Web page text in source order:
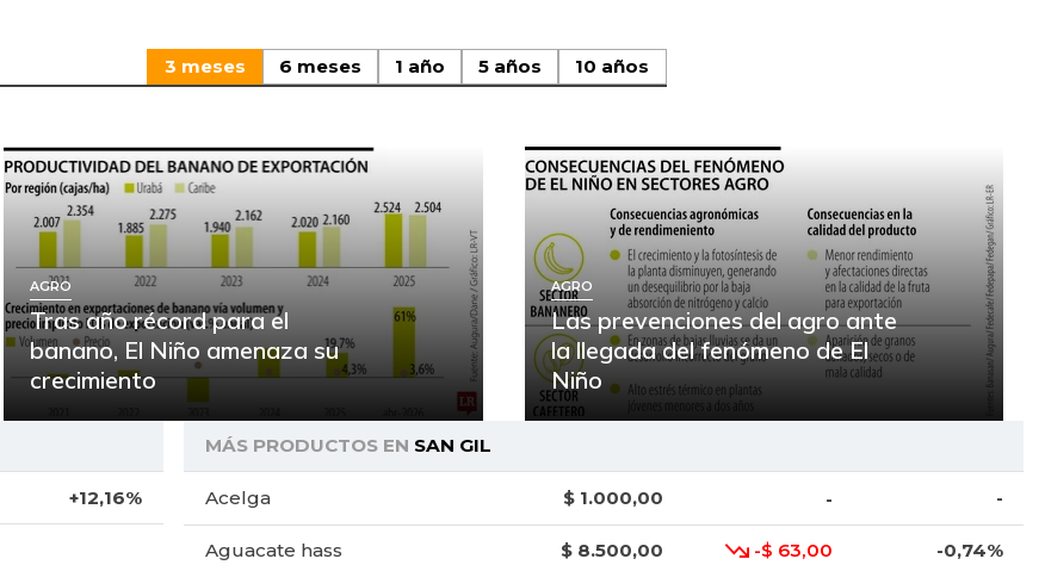
3 meses 6 meses 1 año 5 años 10 años
AGRO
Tras año récord para el
banano, El Niño amenaza su
crecimiento
AGRO
Las prevenciones del agro ante
la llegada del fenómeno de El
Niño
+12,16%
MÁS PRODUCTOS EN SAN GIL
Acelga $ 1.000,00 - -
Aguacate hass $ 8.500,00 -$ 63,00 -0,74%